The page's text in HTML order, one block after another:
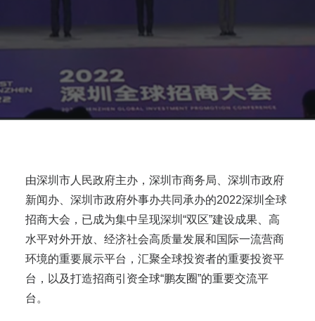
由深圳市人民政府主办，深圳市商务局、深圳市政府
新闻办、深圳市政府外事办共同承办的2022深圳全球
招商大会，已成为集中呈现深圳“双区”建设成果、高
水平对外开放、经济社会高质量发展和国际一流营商
环境的重要展示平台，汇聚全球投资者的重要投资平
台，以及打造招商引资全球“鹏友圈”的重要交流平
台。